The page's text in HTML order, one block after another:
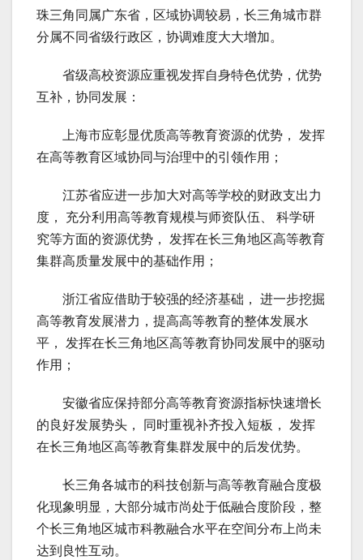
珠三角同属广东省，区域协调较易，长三角城市群
分属不同省级行政区，协调难度大大增加。
省级高校资源应重视发挥自身特色优势，优势
互补，协同发展：
上海市应彰显优质高等教育资源的优势， 发挥
在高等教育区域协同与治理中的引领作用；
江苏省应进一步加大对高等学校的财政支出力
度， 充分利用高等教育规模与师资队伍、 科学研
究等方面的资源优势， 发挥在长三角地区高等教育
集群高质量发展中的基础作用；
浙江省应借助于较强的经济基础， 进一步挖掘
高等教育发展潜力，提高高等教育的整体发展水
平， 发挥在长三角地区高等教育协同发展中的驱动
作用；
安徽省应保持部分高等教育资源指标快速增长
的良好发展势头， 同时重视补齐投入短板， 发挥
在长三角地区高等教育集群发展中的后发优势。
长三角各城市的科技创新与高等教育融合度极
化现象明显，大部分城市尚处于低融合度阶段，整
个长三角地区城市科教融合水平在空间分布上尚未
达到良性互动。